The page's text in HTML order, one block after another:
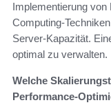
Implementierung
Computing-
Server-Kapazität.
optimal zu verwalten.
Welche
Performance-